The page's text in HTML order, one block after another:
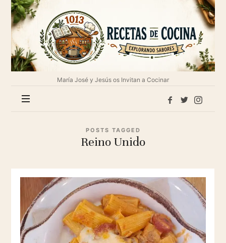
1013
Recetas
de
cocina
María José y Jesús os Invitan a Cocinar
POSTS TAGGED
Reino Unido